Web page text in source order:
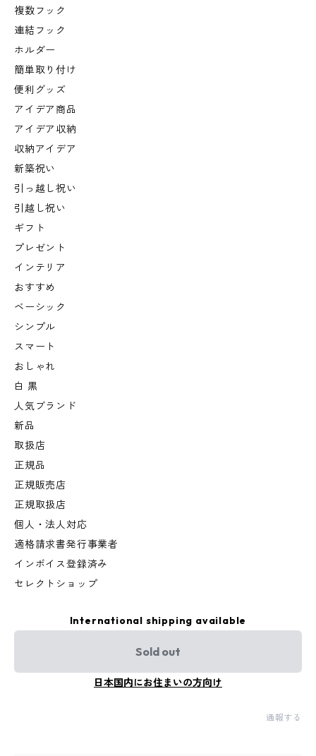
複数フック
連結フック
ホルダー
簡単取り付け
便利グッズ
アイデア商品
アイデア収納
収納アイデア
新築祝い
引っ越し祝い
引越し祝い
ギフト
プレゼント
インテリア
おすすめ
ベーシック
シンプル
スマート
おしゃれ
白 黒
人気ブランド
新品
取扱店
正規品
正規販売店
正規取扱店
個人・法人対応
適格請求書発行事業者
インボイス登録済み
セレクトショップ
International shipping available
Sold out
日本国内にお住まいの方向け
通報する